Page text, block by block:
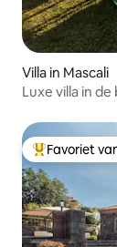
Villa in Mascali
Luxe villa in
Topfavoriet
Favoriet